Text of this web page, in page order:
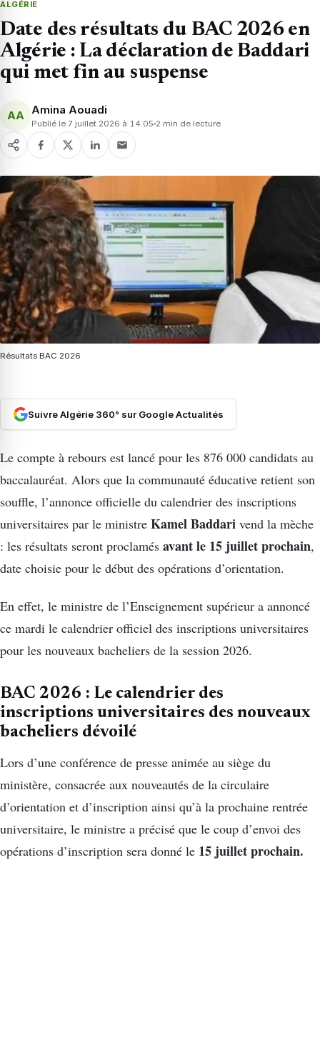
ALGÉRIE
Date des résultats du BAC 2026 en
Algérie : La déclaration de Baddari
qui met fin au suspense
AA Amina Aouadi
Publié le 7 juillet 2026 à 14:05 2 min de lecture
Résultats BAC 2026
Suivre Algérie 360° sur Google Actualités
Le compte à rebours est lancé pour les 876 000 candidats au
baccalauréat. Alors que la communauté éducative retient son
souffle, l’annonce officielle du calendrier des inscriptions
universitaires par le ministre Kamel Baddari vend la mèche
: les résultats seront proclamés avant le 15 juillet prochain,
date choisie pour le début des opérations d’orientation.
En effet, le ministre de l’Enseignement supérieur a annoncé
ce mardi le calendrier officiel des inscriptions universitaires
pour les nouveaux bacheliers de la session 2026.
BAC 2026 : Le calendrier des
inscriptions universitaires des nouveaux
bacheliers dévoilé
Lors d’une conférence de presse animée au siège du
ministère, consacrée aux nouveautés de la circulaire
d’orientation et d’inscription ainsi qu’à la prochaine rentrée
universitaire, le ministre a précisé que le coup d’envoi des
opérations d’inscription sera donné le 15 juillet prochain.